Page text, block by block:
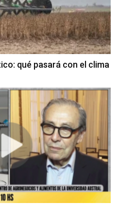
qué pasará con el clima